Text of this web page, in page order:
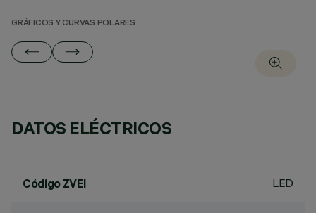
GRÁFICOS Y CURVAS POLARES
DATOS ELÉCTRICOS
Código ZVEI LED